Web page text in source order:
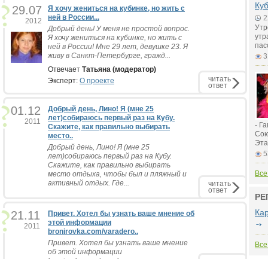
29.07
2012
Я хочу жениться на кубинке, но жить с
ней в России...
Добрый день! У меня не простой вопрос.
Я хочу жениться на кубинке, но жить с
ней в России! Мне 29 лет, девушке 23. Я
живу в Санкт-Петербурге, гражд...
Отвечает Татьяна (модератор)
Эксперт: О проекте читать
ответ
01.12
2011
Добрый день, Лино! Я (мне 25
лет)собираюсь первый раз на Кубу.
Скажите, как правильно выбирать
место..
Добрый день, Лино! Я (мне 25
лет)собираюсь первый раз на Кубу.
Скажите, как правильно выбирать
место отдыха, чтобы был и пляжный и
активный отдых. Где...
читать
ответ
21.11
2011
Привет. Хотел бы узнать ваше мнение об
этой информации
bronirovka.com/varadero..
Привет. Хотел бы узнать ваше мнение
об этой информации
-